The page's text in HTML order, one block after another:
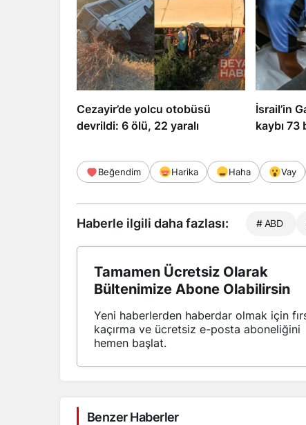
Cezayir’de yolcu otobüsü
devrildi: 6 ölü, 22 yaralı
İsrail’in
kaybı 73
Beğendim Harika Haha Vay
Haberle ilgili daha fazlası: # ABD
Tamamen Ücretsiz Olarak
Bültenimize Abone Olabilirsin
Yeni haberlerden haberdar olmak için
kaçırma ve ücretsiz e-posta aboneliğini
hemen başlat.
Benzer Haberler